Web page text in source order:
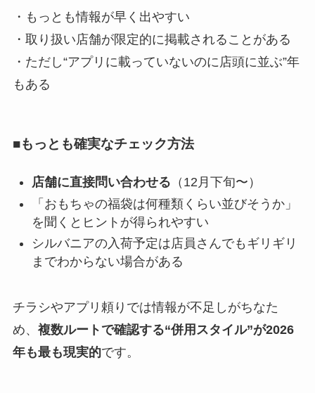
・もっとも情報が早く出やすい
・取り扱い店舗が限定的に掲載されることがある
・ただし“アプリに載っていないのに店頭に並ぶ”年
もある
■もっとも確実なチェック方法
店舗に直接問い合わせる （12月下旬〜）
「おもちゃの福袋は何種類くらい並びそうか」
を聞くとヒントが得られやすい
シルバニアの入荷予定は店員さんでもギリギリ
までわからない場合がある
チラシやアプリ頼りでは情報が不足しがちなた
め、 複数ルートで確認する“併用スタイル”が2026
年も最も現実的です。